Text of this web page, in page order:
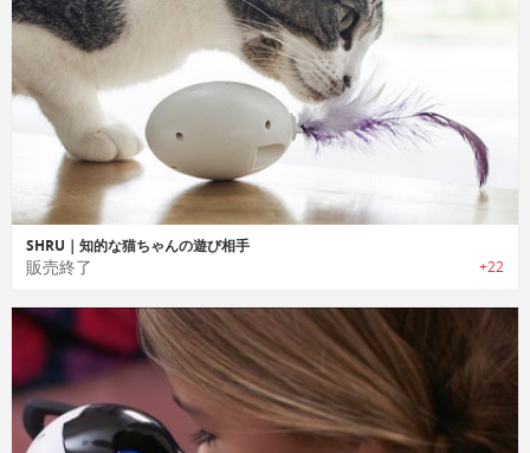
SHRU｜知的な猫ちゃんの遊び相手
販売終了 +22